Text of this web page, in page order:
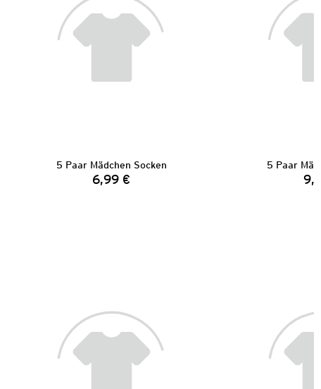
5 Paar Mädchen Socken
Preis:
6,99 €
5 Paar